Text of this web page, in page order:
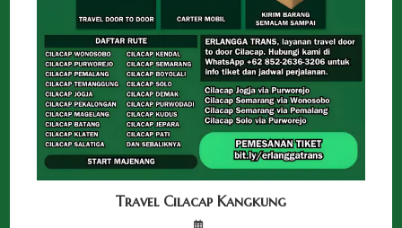
Travel Cilacap Kangkung